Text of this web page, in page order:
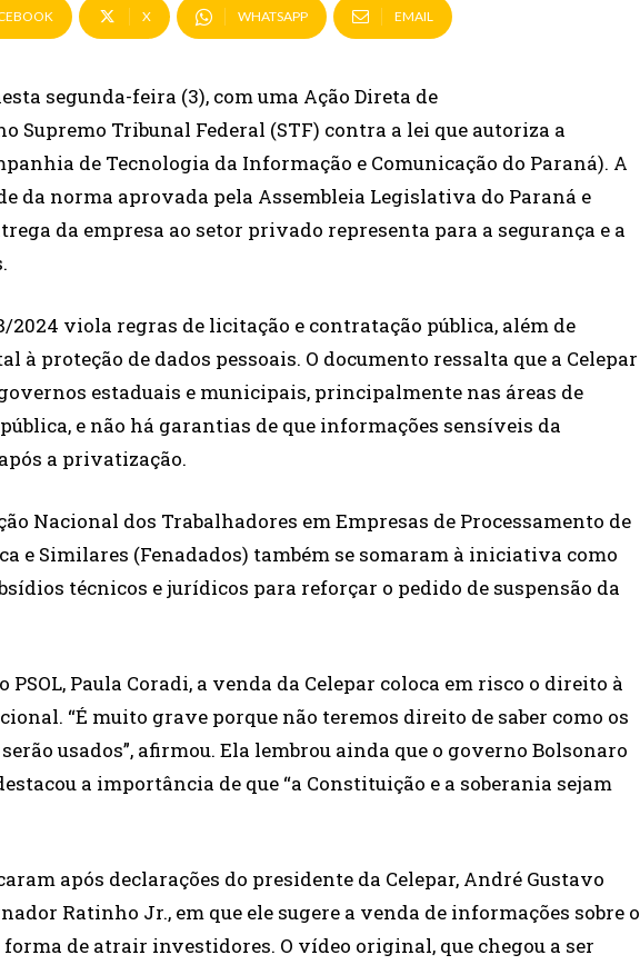
X WHATSAPP EMAIL
segunda-feira (3), com uma Ação Direta de
Supremo Tribunal Federal (STF) contra a lei que autoriza a
de Tecnologia da Informação e Comunicação do Paraná). A
da norma aprovada pela Assembleia Legislativa do Paraná e
da empresa ao setor privado representa para a segurança e a
2024 viola regras de licitação e contratação pública, além de
proteção de dados pessoais. O documento ressalta que a Celepar
estaduais e municipais, principalmente nas áreas de
e não há garantias de que informações sensíveis da
a privatização.
Nacional dos Trabalhadores em Empresas de Processamento de
e Similares (Fenadados) também se somaram à iniciativa como
técnicos e jurídicos para reforçar o pedido de suspensão da
Paula Coradi, a venda da Celepar coloca em risco o direito à
“É muito grave porque não teremos direito de saber como os
usados”, afirmou. Ela lembrou ainda que o governo Bolsonaro
a importância de que “a Constituição e a soberania sejam
após declarações do presidente da Celepar, André Gustavo
Ratinho Jr., em que ele sugere a venda de informações sobre o
de atrair investidores. O vídeo original, que chegou a ser